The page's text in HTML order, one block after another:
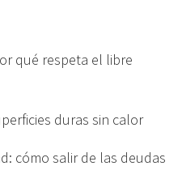
qué respeta el libre
duras sin calor
cómo salir de las deudas